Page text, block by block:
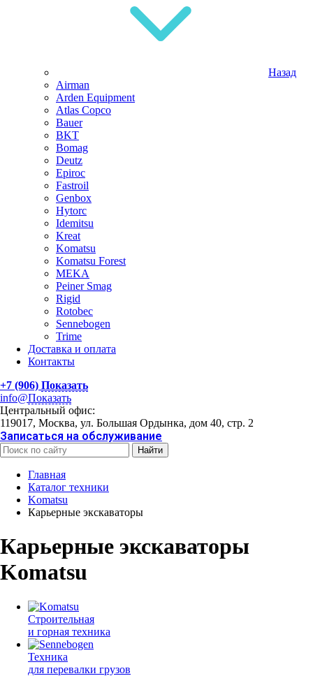
Назад
Airman
Arden Equipment
Atlas Сopco
Bauer
BKT
Bomag
Deutz
Epiroc
Fastroil
Genbox
Hytorc
Idemitsu
Kreat
Komatsu
Komatsu Forest
MEKA
Peiner Smag
Rigid
Rotobec
Sennebogen
Trime
Доставка и оплата
Контакты
+7 (906) Показать
info@Показать
Центральный офис:
119017, Москва, ул. Большая Ордынка, дом 40, стр. 2
Записаться на обслуживание
Найти
Главная
Каталог техники
Komatsu
Карьерные экскаваторы
Карьерные экскаваторы
Komatsu
Строительная
и горная техника
Техника
для перевалки грузов